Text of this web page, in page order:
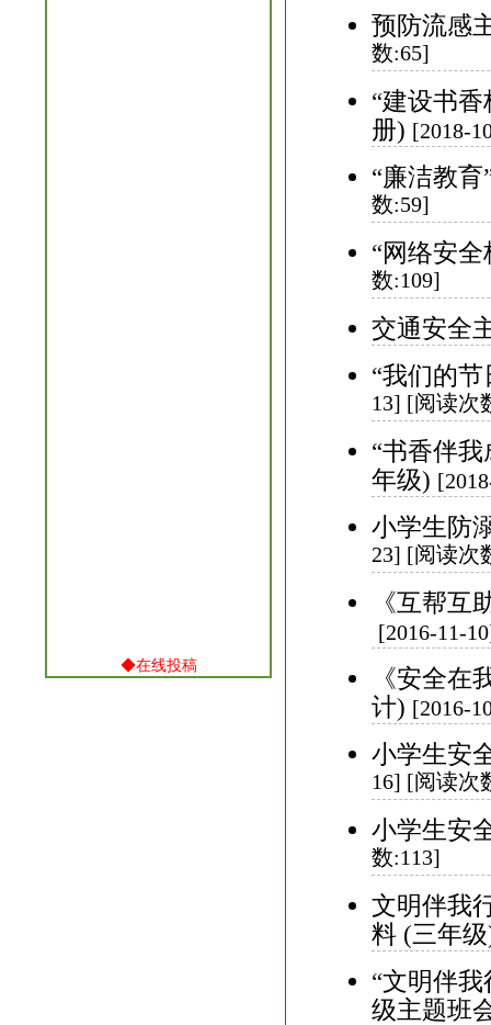
◆在线投稿
预防流感
数:65]
“建设书
册) [2018-
“廉洁教
数:59]
“网络安
数:109]
交通安全
“我们的
13] [阅读次
“书香伴
年级)
小学生防
23] [阅读次
《互帮互
[2016-11-
《安全
计) [2016-
小学生安
16] [阅读次
小学生安
数:113]
文明伴我
料 (三年
“文明伴
级主题班